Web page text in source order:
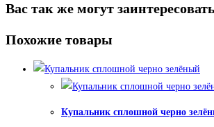
Вас так же могут заинтересовать
Похожие товары
Купальник сплошной черно